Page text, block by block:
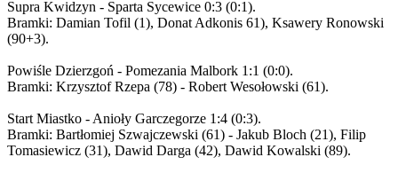
Supra Kwidzyn - Sparta Sycewice 0:3 (0:1).
Bramki: Damian Tofil (1), Donat Adkonis 61), Ksawery Ronowski
(90+3).
Powiśle Dzierzgoń - Pomezania Malbork 1:1 (0:0).
Bramki: Krzysztof Rzepa (78) - Robert Wesołowski (61).
Start Miastko - Anioły Garczegorze 1:4 (0:3).
Bramki: Bartłomiej Szwajczewski (61) - Jakub Bloch (21), Filip
Tomasiewicz (31), Dawid Darga (42), Dawid Kowalski (89).